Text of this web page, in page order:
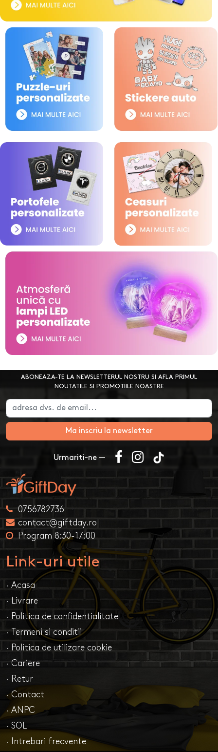
ABONEAZA-TE LA NEWSLETTERUL NOSTRU SI AFLA PRIMUL
NOUTATILE SI PROMOTIILE NOASTRE
Ma inscriu la newsletter
Urmariti-ne —
0756782736
contact@giftday.ro
Program 8:30-17:00
Link-uri utile
· Acasa
· Livrare
· Politica de confidentialitate
· Termeni si conditii
· Politica de utilizare cookie
· Cariere
· Retur
· Contact
· ANPC
· SOL
· Intrebari frecvente